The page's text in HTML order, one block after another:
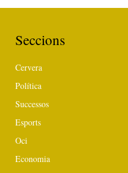
Seccions
Cervera
Política
Successos
Esports
Oci
Economia